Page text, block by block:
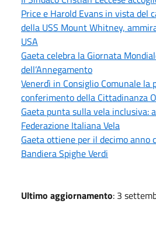
Price e Harold Evans in vista del
della USS Mount Whitney,
USA
Gaeta celebra la Giornata
dell’Annegamento
Venerdì in Consiglio Comunale la
conferimento della Cittadinanza
Gaeta punta sulla vela inclusiva:
Federazione Italiana Vela
Gaeta ottiene per il decimo anno
Bandiera Spighe Verdi
Ultimo aggiornamento: 3